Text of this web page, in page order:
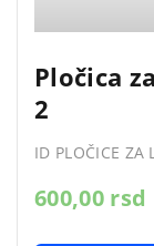
Pločica
2
ID PLOČICE ZA
600,00 rsd